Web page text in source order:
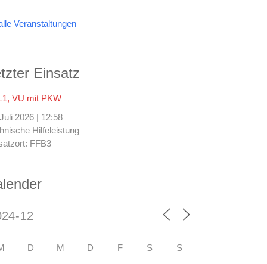
Veranstaltungen
Einsatz
VU mit PKW
2026 | 12:58
Hilfeleistung
FFB3
D M D F S S